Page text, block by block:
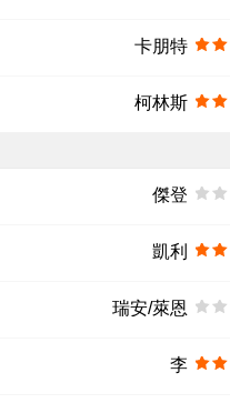
卡朋特
柯林斯
傑登
凱利
瑞安/萊恩
李